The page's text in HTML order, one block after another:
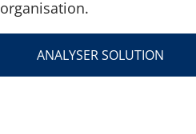
organisation.
ANALYSER SOLUTION